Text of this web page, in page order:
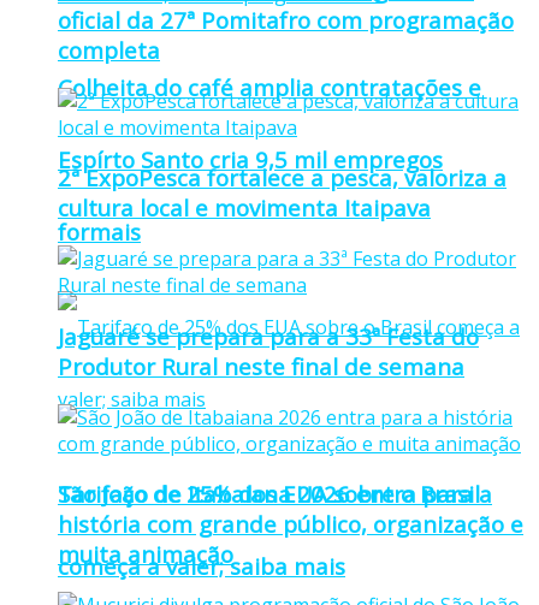
Colheita do café amplia contratações e
Espírto Santo cria 9,5 mil empregos
formais
Tarifaço de 25% dos EUA sobre o Brasil
começa a valer; saiba mais
oficial da 27ª Pomitafro com programação
completa
2ª ExpoPesca fortalece a pesca, valoriza a
cultura local e movimenta Itaipava
Jaguaré se prepara para a 33ª Festa do
Produtor Rural neste final de semana
São João de Itabaiana 2026 entra para a
história com grande público, organização e
muita animação